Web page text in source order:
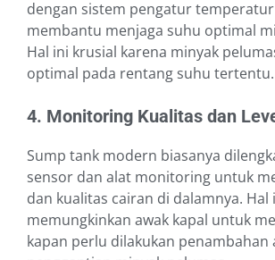
dengan sistem pengatur
membantu menjaga suhu optimal
Hal ini krusial karena minyak
optimal pada rentang suhu tertentu.
4. Monitoring Kualitas dan
Sump tank modern biasanya
sensor dan alat monitoring untuk
dan kualitas cairan di dalamnya. Hal
memungkinkan awak kapal untuk
kapan perlu dilakukan penambahan